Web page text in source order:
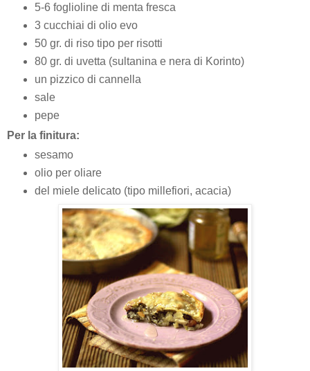
5-6 foglioline di menta fresca
3 cucchiai di olio evo
50 gr. di riso tipo per risotti
80 gr. di uvetta (sultanina e nera di Korinto)
un pizzico di cannella
sale
pepe
Per la finitura:
sesamo
olio per oliare
del miele delicato (tipo millefiori, acacia)